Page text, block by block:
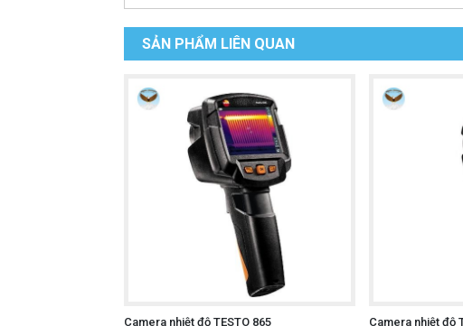
Ưu điểm nổi bật
Thiết kế siêu nhỏ gọn, dễ dàng mang theo và
Kết nối trực tiếp với điện thoại Android qua
Cảm biến hồng ngoại 160 × 120 pixels, cho
Độ nhạy nhiệt cao, hỗ trợ phát hiện nhanh
Dải đo nhiệt độ từ -20°C đến 350°C, đáp ứng
Hiển thị hình ảnh theo thời gian thực với tốc
Hỗ trợ nhiều bảng màu, phân tích điểm nhiệt
Chụp ảnh, lưu trữ và chia sẻ dữ liệu nhanh
SẢN PHẨM LIÊN QUAN
Camera nhiệt độ TESTO 865
Camera nhiệt độ